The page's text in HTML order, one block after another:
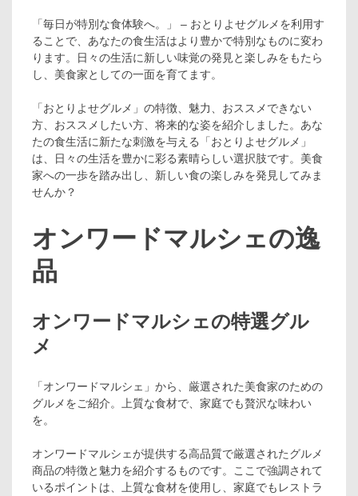
「毎日が特別な食体験へ。」 – おとりよせグルメを利用す
ることで、あなたの食生活はより豊かで特別なものに変わ
ります。日々の生活に新しい味覚の発見と楽しみをもたら
し、美食家としての一面を育てます。
「おとりよせグルメ」の特徴、魅力、おススメできない
方、おススメしたい方、将来的な姿を紹介しました。あな
たの食生活に新たな刺激を与える「おとりよせグルメ」
は、日々の生活を豊かに彩る素晴らしい選択肢です。美食
家への一歩を踏み出し、新しい食の楽しみを発見してみま
せんか？
オンワードマルシェの逸
品
オンワードマルシェの特選グル
メ
「オンワードマルシェ」から、厳選された美食家のための
グルメをご紹介。上質な食材で、家庭でも贅沢な味わい
を。
オンワードマルシェが提供する高品質で厳選されたグルメ
商品の特徴と魅力を紹介するものです。ここで強調されて
いるポイントは、上質な食材を使用し、家庭でもレストラ